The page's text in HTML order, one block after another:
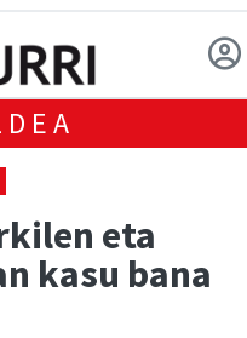
eta
kasu bana